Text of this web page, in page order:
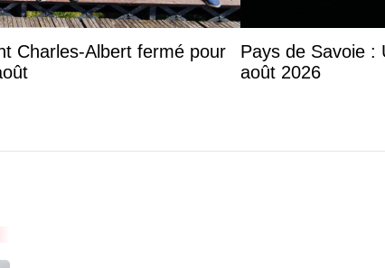
Charles-Albert fermé pour
Pays de Savoie :
août 2026